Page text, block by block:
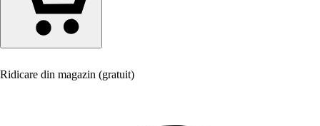
Ridicare din magazin (gratuit)